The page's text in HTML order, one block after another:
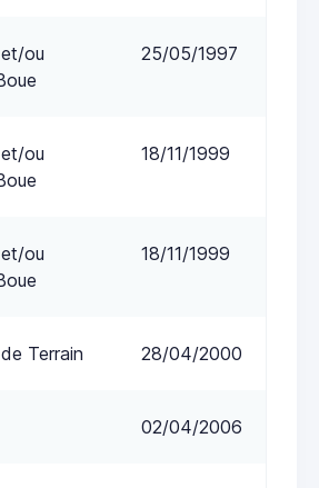
ou
25/05/1997
ou
18/11/1999
ou
18/11/1999
Terrain 28/04/2000
02/04/2006